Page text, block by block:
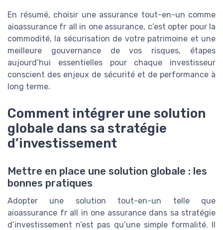
En résumé, choisir une assurance tout-en-un comme
aioassurance fr all in one assurance, c’est opter pour la
commodité, la sécurisation de votre patrimoine et une
meilleure gouvernance de vos risques, étapes
aujourd’hui essentielles pour chaque investisseur
conscient des enjeux de sécurité et de performance à
long terme.
Comment intégrer une solution
globale dans sa stratégie
d’investissement
Mettre en place une solution globale : les
bonnes pratiques
Adopter une solution tout-en-un telle que
aioassurance fr all in one assurance dans sa stratégie
d’investissement n’est pas qu’une simple formalité. Il